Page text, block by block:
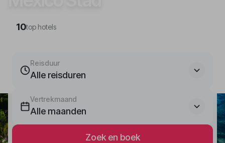
10top hotels
Reisduur
Alle reisduren
Vertrekmaand
Alle maanden
Zoek en boek